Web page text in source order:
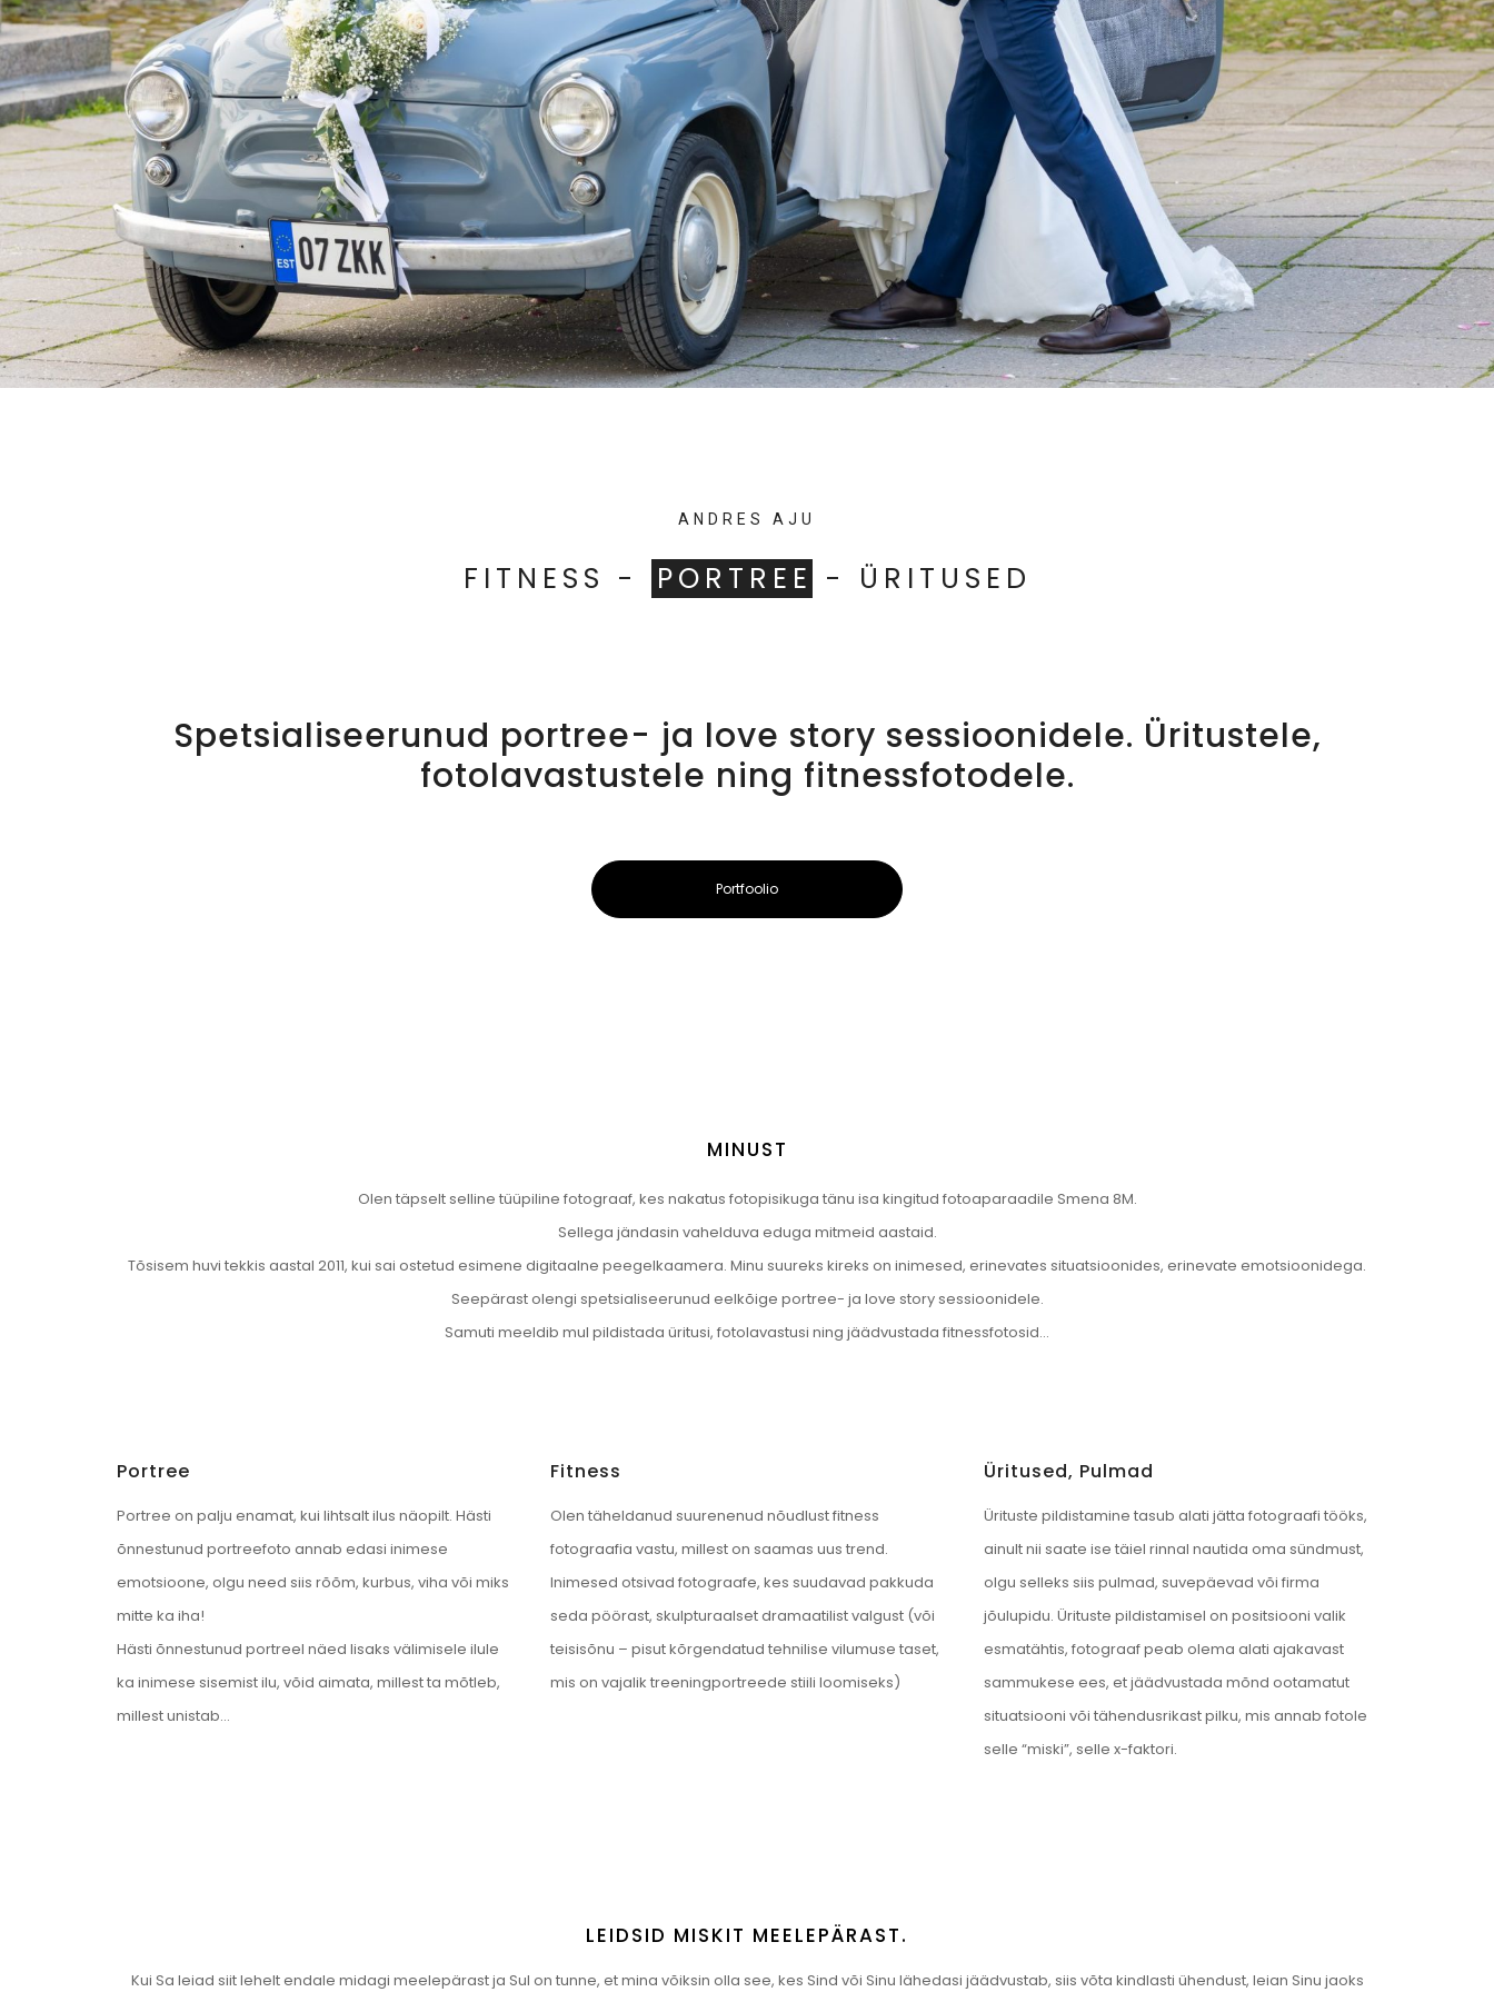
ANDRES AJU
FITNESS - PORTREE - ÜRITUSED
Spetsialiseerunud portree- ja love story sessioonidele. Üritustele,
fotolavastustele ning fitnessfotodele.
Portfoolio
MINUST
Olen täpselt selline tüüpiline fotograaf, kes nakatus fotopisikuga tänu isa kingitud fotoaparaadile Smena 8M.
Sellega jändasin vahelduva eduga mitmeid aastaid.
Tõsisem huvi tekkis aastal 2011, kui sai ostetud esimene digitaalne peegelkaamera. Minu suureks kireks on inimesed, erinevates situatsioonides, erinevate emotsioonidega.
Seepärast olengi spetsialiseerunud eelkõige portree- ja love story sessioonidele.
Samuti meeldib mul pildistada üritusi, fotolavastusi ning jäädvustada fitnessfotosid…
Portree
Portree on palju enamat, kui lihtsalt ilus näopilt. Hästi
õnnestunud portreefoto annab edasi inimese
emotsioone, olgu need siis rõõm, kurbus, viha või miks
mitte ka iha!
Hästi õnnestunud portreel näed lisaks välimisele ilule
ka inimese sisemist ilu, võid aimata, millest ta mõtleb,
millest unistab…
Fitness
Olen täheldanud suurenenud nõudlust fitness
fotograafia vastu, millest on saamas uus trend.
Inimesed otsivad fotograafe, kes suudavad pakkuda
seda pöörast, skulpturaalset dramaatilist valgust (või
teisisõnu – pisut kõrgendatud tehnilise vilumuse taset,
mis on vajalik treeningportreede stiili loomiseks)
Üritused, Pulmad
Ürituste pildistamine tasub alati jätta fotograafi tööks,
ainult nii saate ise täiel rinnal nautida oma sündmust,
olgu selleks siis pulmad, suvepäevad või firma
jõulupidu. Ürituste pildistamisel on positsiooni valik
esmatähtis, fotograaf peab olema alati ajakavast
sammukese ees, et jäädvustada mõnd ootamatut
situatsiooni või tähendusrikast pilku, mis annab fotole
selle “miski”, selle x-faktori.
LEIDSID MISKIT MEELEPÄRAST.
Kui Sa leiad siit lehelt endale midagi meelepärast ja Sul on tunne, et mina võiksin olla see, kes Sind või Sinu lähedasi jäädvustab, siis võta kindlasti ühendust, leian Sinu jaoks